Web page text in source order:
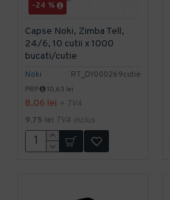
-24 %
Noki RT_DY000269cutie
Capse Noki, Zimba Tell,
24/6, 10 cutii x 1000
bucati/cutie
PRP 10,63 lei
8,06 lei + TVA
9,75 lei TVA inclus